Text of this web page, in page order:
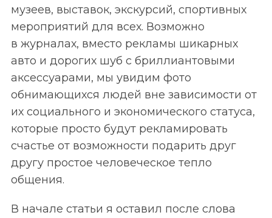
музеев, выставок, экскурсий, спортивных
мероприятий для всех. Возможно
в журналах, вместо рекламы шикарных
авто и дорогих шуб с бриллиантовыми
аксессуарами, мы увидим фото
обнимающихся людей вне зависимости от
их социального и экономического статуса,
которые просто будут рекламировать
счастье от возможности подарить друг
другу простое человеческое тепло
общения.
В начале статьи я оставил после слова